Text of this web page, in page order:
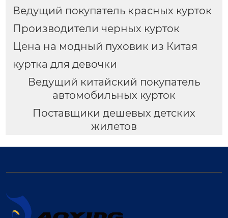
Ведущий покупатель красных курток
Производители черных курток
Цена на модный пуховик из Китая
куртка для девочки
Ведущий китайский покупатель
автомобильных курток
Поставщики дешевых детских
жилетов